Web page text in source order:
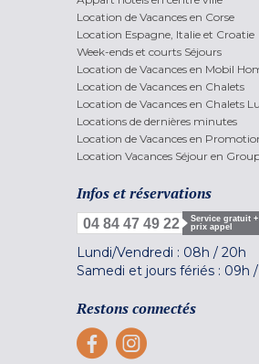
Location de Vacances en Corse
Location Espagne, Italie et Croatie
Week-ends et courts Séjours
Location de Vacances en Mobil
Location de Vacances en Chalets
Location de Vacances en Chalets
Locations de dernières minutes
Location de Vacances en
Location Vacances Séjour en
Infos et réservations
04 84 47 49 22
Service gratuit +
prix appel
Lundi/Vendredi : 08h / 20h
Samedi et jours fériés : 09h /
Restons connectés